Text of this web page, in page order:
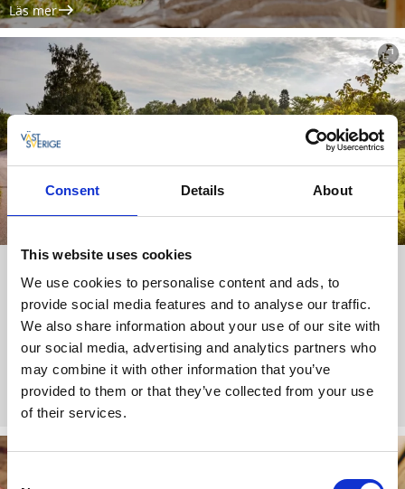
Consent Details About
This website uses cookies
We use cookies to personalise content and ads, to
provide social media features and to analyse our traffic.
We also share information about your use of our site with
our social media, advertising and analytics partners who
may combine it with other information that you’ve
provided to them or that they’ve collected from your use
of their services.
Consent
Läs mer
Kulturväg Skaraborg
Genom vårt vackra landskap ringlar Kulturväg Skaraborg en
brun/vit skyltad turistväg från Karleby till Tidan. Upptäck en
mängd spännande besöksmål, caféer och vacker natur.
Mer om Kulturväg Skaraborg